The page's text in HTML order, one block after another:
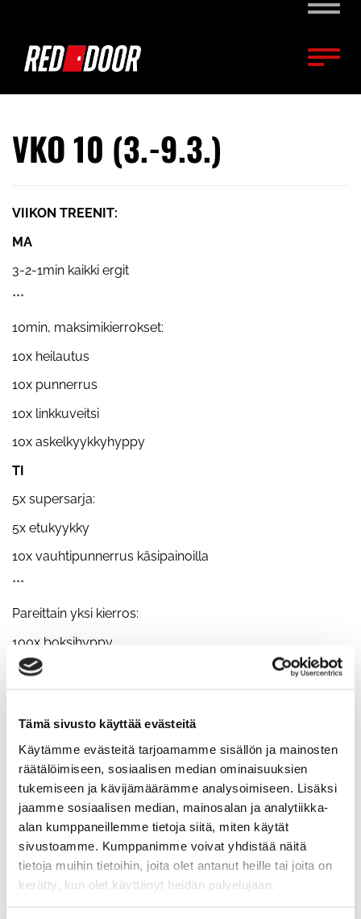
Tämä sivusto käyttää evästeitä
Käytämme evästeitä tarjoamamme sisällön ja mainosten
räätälöimiseen, sosiaalisen median ominaisuuksien
tukemiseen ja kävijämäärämme analysoimiseen. Lisäksi
jaamme sosiaalisen median, mainosalan ja analytiikka-
alan kumppaneillemme tietoja siitä, miten käytät
sivustoamme. Kumppanimme voivat yhdistää näitä
tietoja muihin tietoihin, joita olet antanut heille tai joita on
kerätty, kun olet käyttänyt heidän palvelujaan.
VKO 10 (3.-9.3.)
VIIKON TREENIT:
MA
3-2-1min kaikki ergit
***
10min, maksimikierrokset:
10x heilautus
10x punnerrus
10x linkkuveitsi
10x askelkyykkyhyppy
TI
5x supersarja:
5x etukyykky
10x vauhtipunnerrus käsipainoilla
***
Pareittain yksi kierros:
100x boksihyppy
200x seinäpallo
KE (16.00/19.00)
Painonnostoa
TO
Kehonpainotreenit
PE
"Virvan treeni"